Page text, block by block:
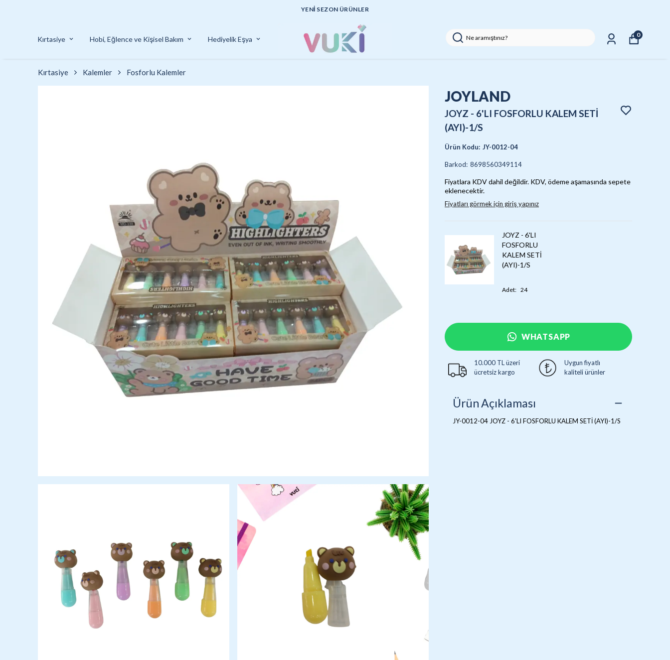
UYGUN FİYATLI KALİTELİ ÜRÜNLER
Kırtasiye Hobi, Eğlence ve Kişisel Bakım Hediyelik Eşya
0
Kırtasiye Kalemler Fosforlu Kalemler
JOYLAND
JOYZ - 6'LI FOSFORLU KALEM SETİ
(AYI)-1/S
Ürün Kodu: JY-0012-04
Barkod: 8698560349114
Fiyatlara KDV dahil değildir. KDV, ödeme aşamasında sepete
eklenecektir.
Fiyatları görmek için giriş yapınız
JOYZ - 6'LI
FOSFORLU
KALEM SETİ
(AYI)-1/S
Adet: 24
WHATSAPP
10.000 TL üzeri
ücretsiz kargo
Uygun fiyatlı
kaliteli ürünler
Ürün Açıklaması
JY-0012-04 JOYZ - 6'LI FOSFORLU KALEM SETİ (AYI)-1/S